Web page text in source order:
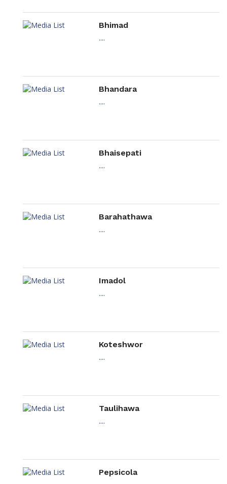
Bhimad
....
Bhandara
....
Bhaisepati
....
Barahathawa
....
Imadol
....
Koteshwor
....
Taulihawa
....
Pepsicola